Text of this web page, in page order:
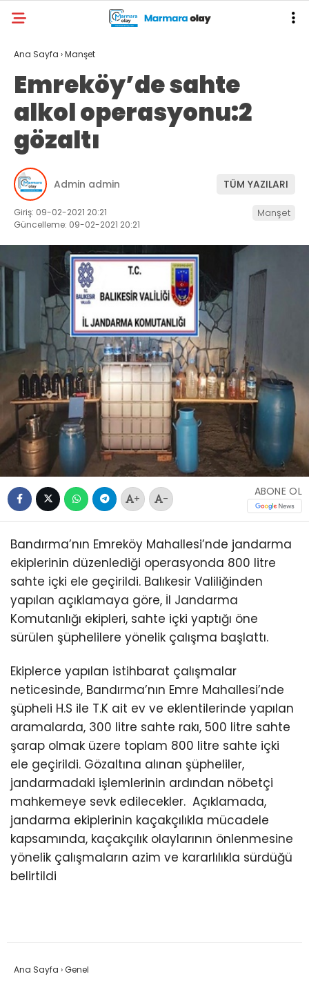
Ana Sayfa ›Manşet
Emreköy’de sahte
alkol operasyonu:2
gözaltı
Admin admin TÜM YAZILARI
Giriş: 09-02-2021 20:21
Güncelleme: 09-02-2021 20:21
Manşet
+ -
ABONE OL
Bandırma’nın Emreköy Mahallesi’nde jandarma
ekiplerinin düzenlediği operasyonda 800 litre
sahte içki ele geçirildi. Balıkesir Valiliğinden
yapılan açıklamaya göre, İl Jandarma
Komutanlığı ekipleri, sahte içki yaptığı öne
sürülen şüphelilere yönelik çalışma başlattı.
Ekiplerce yapılan istihbarat çalışmalar
neticesinde, Bandırma’nın Emre Mahallesi’nde
şüpheli H.S ile T.K ait ev ve eklentilerinde yapılan
aramalarda, 300 litre sahte rakı, 500 litre sahte
şarap olmak üzere toplam 800 litre sahte içki
ele geçirildi. Gözaltına alınan şüpheliler,
jandarmadaki işlemlerinin ardından nöbetçi
mahkemeye sevk edilecekler. Açıklamada,
jandarma ekiplerinin kaçakçılıkla mücadele
kapsamında, kaçakçılık olaylarının önlenmesine
yönelik çalışmaların azim ve kararlılıkla sürdüğü
belirtildi
Ana Sayfa ›Genel